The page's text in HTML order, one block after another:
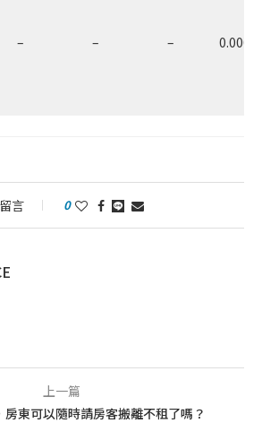
– – –
言 0
上一篇
東可以隨時請房客搬離不租了嗎？